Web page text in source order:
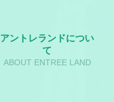
アントレランドについ
て
ABOUT ENTREE LAND